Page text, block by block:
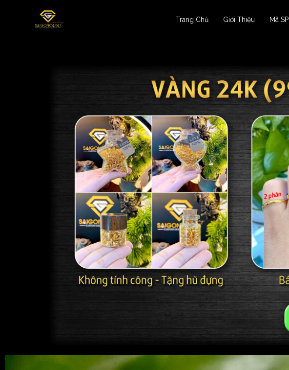
Trang Chủ Giới Thiệu Mã SP